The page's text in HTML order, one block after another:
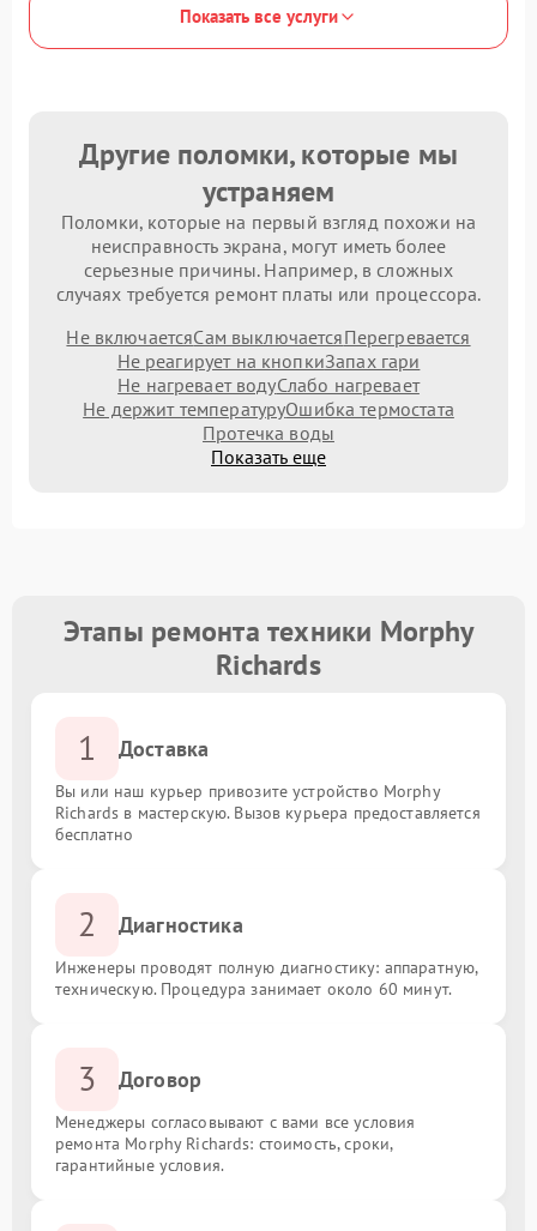
Показать все услуги
Другие поломки, которые мы
устраняем
Поломки, которые на первый взгляд похожи на
неисправность экрана, могут иметь более
серьезные причины. Например, в сложных
случаях требуется ремонт платы или процессора.
Не включаетсяСам выключаетсяПерегревается
Не реагирует на кнопкиЗапах гари
Не нагревает водуСлабо нагревает
Не держит температуруОшибка термостата
Протечка воды
Показать еще
Этапы ремонта техники Morphy
Richards
1 Доставка
Вы или наш курьер привозите устройство Morphy
Richards в мастерскую. Вызов курьера предоставляется
бесплатно
2 Диагностика
Инженеры проводят полную диагностику: аппаратную,
техническую. Процедура занимает около 60 минут.
3 Договор
Менеджеры согласовывают с вами все условия
ремонта Morphy Richards: стоимость, сроки,
гарантийные условия.